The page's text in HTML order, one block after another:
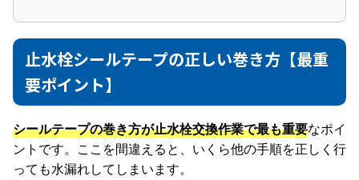
止水栓シールテープの正しい巻き方【最重
要ポイント】
シールテープの巻き方が止水栓交換作業で最も重要なポイ
ントです。ここを間違えると、いくら他の手順を正しく行
っても水漏れしてしまいます。